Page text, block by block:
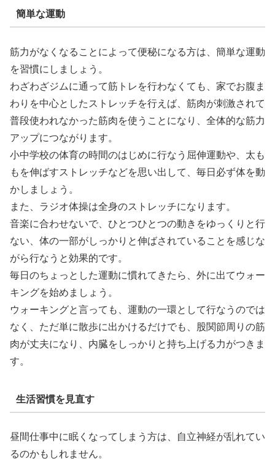
簡単な運動
筋力がなくなることによって便秘になる方は、簡単な運動
を習慣にしましょう。
わざわざジムに通って筋トレを行わなくても、家でお腹ま
わりを中心としたストレッチを行えば、筋肉が刺激されて
普段使われなかった筋肉を使うことになり、全体的な筋力
アップにつながります。
小中学校の体育の時間のはじめに行なう屈伸運動や、太も
もを伸ばすストレッチなどを思い出して、毎日必ず体を動
かしましょう。
また、ラジオ体操は全身のストレッチになります。
音楽に合わせないで、ひとつひとつの動きをゆっくりと行
ない、体の一部がしっかりと伸ばされていることを感じな
がら行なうと効果的です。
毎日のちょっとした運動に慣れてきたら、外に出てウォー
キングを始めましょう。
ウォーキングと言っても、運動の一環として行なうのでは
なく、ただ単に散歩に出かけるだけでも、股関節周りの筋
肉が丈夫になり、内臓をしっかりと持ち上げる力がつきま
す。
生活習慣を見直す
昼間仕事中に眠くなってしまう方は、自立神経が乱れてい
るのかもしれません。